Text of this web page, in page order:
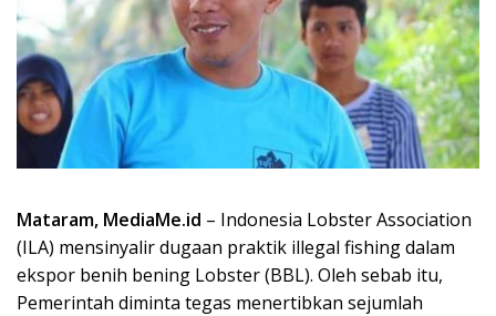
Mataram, MediaMe.id – Indonesia Lobster Association
(ILA) mensinyalir dugaan praktik illegal fishing dalam
ekspor benih bening Lobster (BBL). Oleh sebab itu,
Pemerintah diminta tegas menertibkan sejumlah